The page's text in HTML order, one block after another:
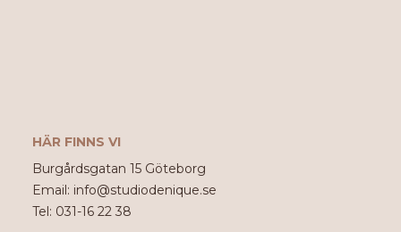
HÄR FINNS VI
Burgårdsgatan 15 Göteborg
Email: info@studiodenique.se
Tel: 031-16 22 38